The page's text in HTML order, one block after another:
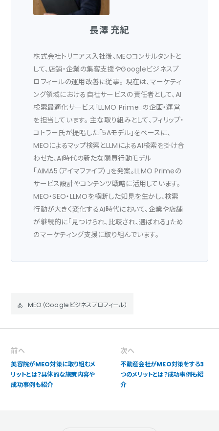
長澤 充紀
株式会社トリニアス入社後、MEOコンサルタントと
して、店舗・企業の集客支援やGoogleビジネスプ
ロフィールの運用改善に従事。 現在は、マーケティ
ング領域における自社サービスの責任者として、AI
検索最適化サービス「LLMO Prime」の企画・運営
を担当しています。 主な取り組みとして、フィリップ・
コトラー氏が提唱した「5Aモデル」をベースに、
MEOによるマップ検索とLLMによるAI検索を掛け合
わせた、AI時代の新たな購買行動モデル
「AIMA5（アイマファイブ）」を発案。LLMO Primeの
サービス設計やコンテンツ戦略に活用しています。
MEO・SEO・LLMOを横断した知見を生かし、検索
行動が大きく変化するAI時代において、企業や店舗
が継続的に「見つけられ、比較され、選ばれる」ため
のマーケティング支援に取り組んでいます。
MEO（Googleビジネスプロフィール）
前へ
美容院がMEO対策に取り組むメ
リットとは？具体的な施策内容や
成功事例も紹介
次へ
不動産会社がMEO対策をする3
つのメリットとは？成功事例も紹
介